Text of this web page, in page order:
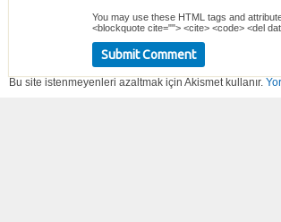
You may use these HTML tags and
<blockquote cite=""> <cite> <code> <del
Bu site istenmeyenleri azaltmak için Akismet kullanır.